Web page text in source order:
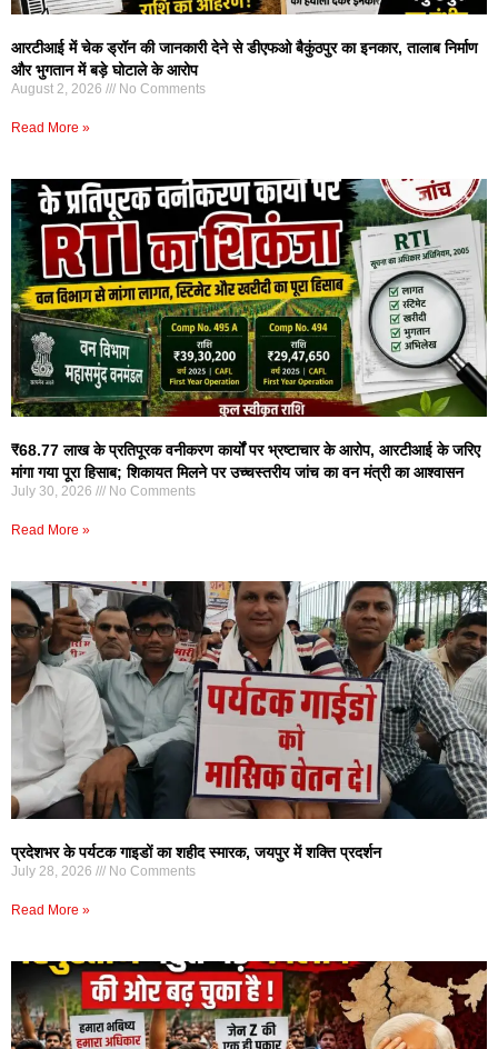
आरटीआई में चेक ड्रॉन की जानकारी देने से डीएफओ बैकुंठपुर का इनकार, तालाब निर्माण
और भुगतान में बड़े घोटाले के आरोप
August 2, 2026 No Comments
Read More »
₹68.77 लाख के प्रतिपूरक वनीकरण कार्यों पर भ्रष्टाचार के आरोप, आरटीआई के जरिए
मांगा गया पूरा हिसाब; शिकायत मिलने पर उच्चस्तरीय जांच का वन मंत्री का आश्वासन
July 30, 2026 No Comments
Read More »
प्रदेशभर के पर्यटक गाइडों का शहीद स्मारक, जयपुर में शक्ति प्रदर्शन
July 28, 2026 No Comments
Read More »